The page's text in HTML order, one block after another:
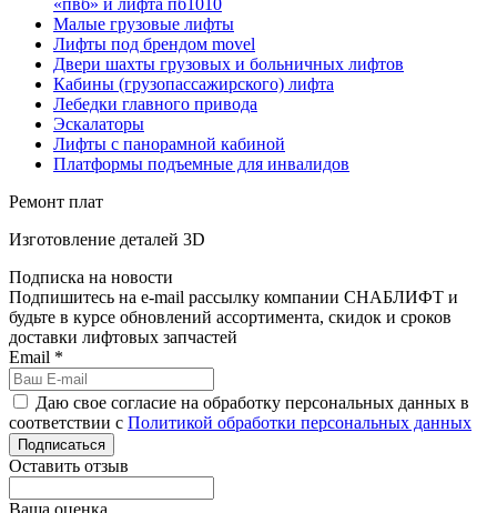
«пвб» и лифта пб1010
Малые грузовые лифты
Лифты под брендом movel
Двери шахты грузовых и больничных лифтов
Кабины (грузопассажирского) лифта
Лебедки главного привода
Эскалаторы
Лифты с панорамной кабиной
Платформы подъемные для инвалидов
Ремонт плат
Изготовление деталей 3D
Подписка на новости
Подпишитесь на e-mail рассылку компании СНАБЛИФТ и
будьте в курсе обновлений ассортимента, скидок и сроков
доставки лифтовых запчастей
Email *
Даю свое согласие на обработку персональных данных в
соответствии с Политикой обработки персональных данных
Подписаться
Оставить отзыв
Ваша оценка